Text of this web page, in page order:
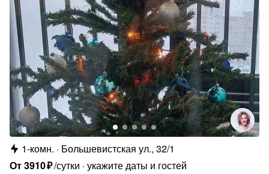
1-комн.
Большевистская ул., 32/1
От3910₽/сутки укажите даты и гостей